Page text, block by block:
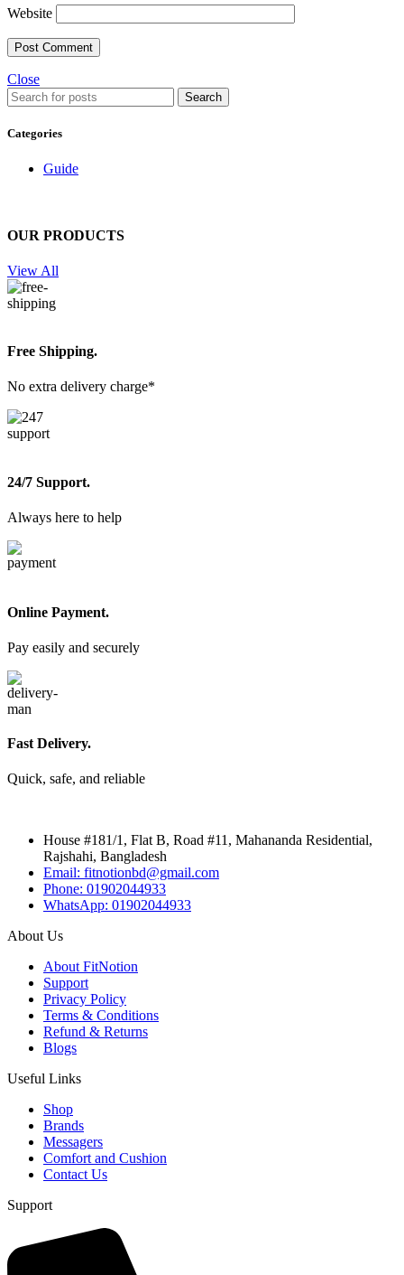
Website
Close
Search
Categories
Guide
OUR PRODUCTS
View All
Free Shipping.
No extra delivery charge*
24/7 Support.
Always here to help
Online Payment.
Pay easily and securely
Fast Delivery.
Quick, safe, and reliable
House #181/1, Flat B, Road #11, Mahananda Residential,
Rajshahi, Bangladesh
Email: fitnotionbd@gmail.com
Phone: 01902044933
WhatsApp: 01902044933
About Us
About FitNotion
Support
Privacy Policy
Terms & Conditions
Refund & Returns
Blogs
Useful Links
Shop
Brands
Messagers
Comfort and Cushion
Contact Us
Support